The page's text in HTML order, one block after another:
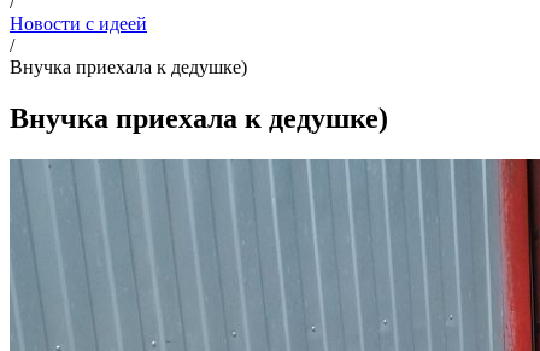
Новости с идеей
/
Внучка приехала к дедушке)
Внучка приехала к дедушке)